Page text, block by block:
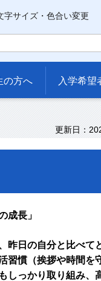
字サイズ・色合い変更
の方へ 入学希望
更新日：
成長」
昨日の自分と比べて
習慣（挨拶や時間を
しっかり取り組み、